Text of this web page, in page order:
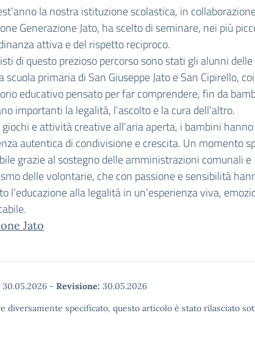
la nostra istituzione scolastica, in
Generazione Jato, ha scelto di seminare, nei più
attiva e del rispetto reciproco.
di questo prezioso percorso sono stati gli alunni delle
scuola primaria di San Giuseppe Jato e San Cipirello,
educativo pensato per far comprendere, fin da
importanti la legalità, l’ascolto e la cura dell’altro.
giochi e attività creative all’aria aperta, i bambini
autentica di condivisione e crescita. Un momento
grazie al sostegno delle amministrazioni comunali e
delle volontarie, che con passione e sensibilità
l’educazione alla legalità in un’esperienza viva,
Jato
30.05.2026 - Revisione: 30.05.2026
diversamente specificato, questo articolo è stato rilasciato